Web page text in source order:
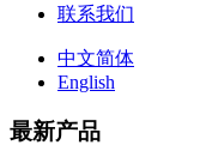
联系我们
中文简体
English
最新产品